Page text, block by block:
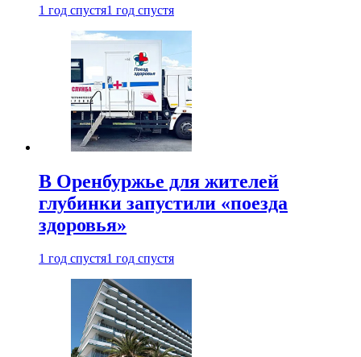
1 год спустя1 год спустя
В Оренбуржье для жителей
глубинки запустили «поезда
здоровья»
1 год спустя1 год спустя